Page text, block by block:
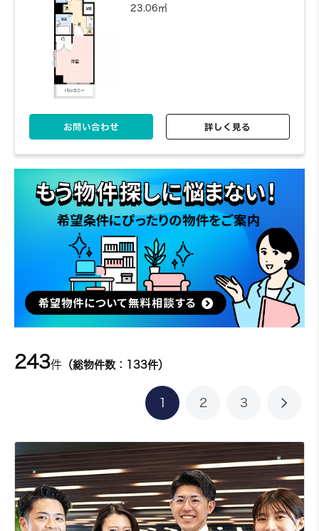
23.06㎡
お問い合わせ 詳しく見る
243件 （総物件数：133件）
1 2 3